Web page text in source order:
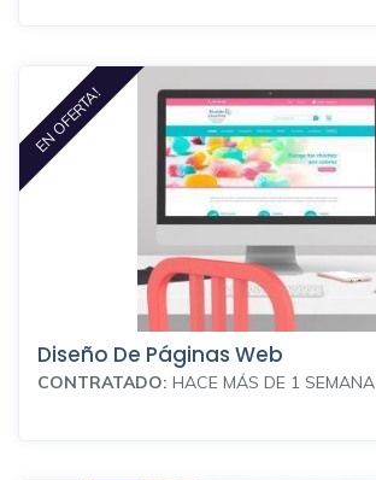
EN OFERTA!
Diseño De Páginas Web
CONTRATADO: HACE MÁS DE 1 SEMANA